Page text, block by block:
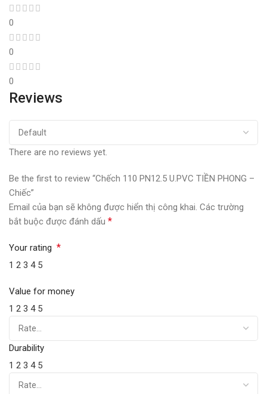
0
0
0
Reviews
There are no reviews yet.
Be the first to review “Chếch 110 PN12.5 U.PVC TIỀN PHONG –
Chiếc”
Email của bạn sẽ không được hiển thị công khai. Các trường
bắt buộc được đánh dấu *
Your rating *
1 2 3 4 5
Value for money
1 2 3 4 5
Durability
1 2 3 4 5